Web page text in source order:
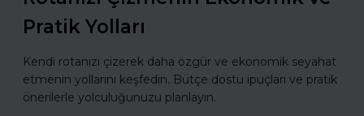
Pratik Yolları
Kendi rotanızı çizerek daha özgür ve ekonomik seyahat
etmenin yollarını keşfedin. Bütçe dostu ipuçları ve pratik
önerilerle yolculuğunuzu planlayın.